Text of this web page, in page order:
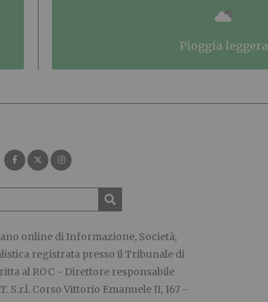
pioggia leggera
online di Informazione, Società,
registrata presso il Tribunale di
al ROC - Direttore responsabile
S.r.l. Corso Vittorio Emanuele II, 167 -